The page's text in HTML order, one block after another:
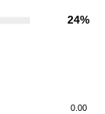
24%
0.00